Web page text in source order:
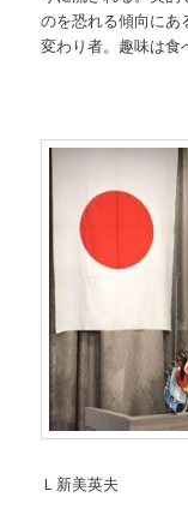
のを恐れる傾向にあ
変わり者。趣味は食
Ｌ新美英夫